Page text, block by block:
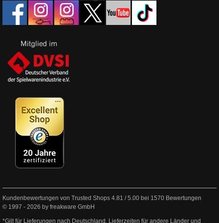
Kundenbewertungen von Trusted Shops 4.81 /5.00 bei 1570 Bewertungen
© 1997 - 2026 by freakware GmbH
*Gilt für Lieferungen nach Deutschland. Lieferzeiten für andere Länder und